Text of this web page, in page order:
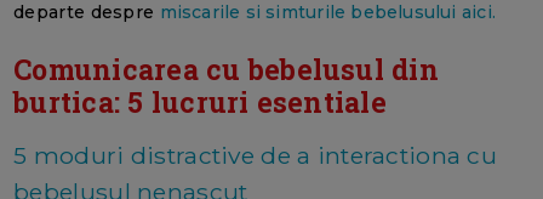
departe despre miscarile si simturile bebelusului aici.
Comunicarea cu bebelusul din
burtica: 5 lucruri esentiale
5 moduri distractive de a interactiona cu
bebelusul nenascut